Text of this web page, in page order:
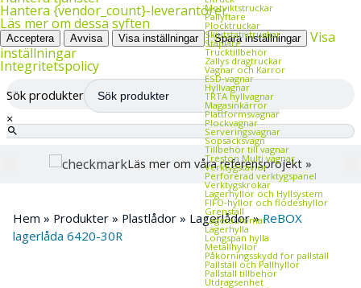
Hantera {vendor_count}-leverantörer
Läs mer om dessa syften
Acceptera Avvisa Visa inställningar Spara inställningar
Visa
inställningar
Integritetspolicy
Motviktstruckar
Pallyftare
Plocktruckar
Skjutstativtruckar
Staplare
Trucktillbehör
Zallys dragtruckar
Vagnar och Kärror
ESD‑vagnar
Hyllvagnar
TRTA hyllvagnar
Magasinkärror
Plattformsvagnar
Plockvagnar
Serveringsvagnar
Sopsäcksvagn
Tillbehör till vagnar
Treston Multi vagnar
Verktygstavlor
Perforerad verktygspanel
Verktygskrokar
Lagerhyllor och Hyllsystem
FIFO‑hyllor och flödeshyllor
Grenställ
Lagerautomat
Lagerhylla
Longspan hylla
Metallhyllor
Påkörningsskydd för pallställ
Pallställ och Pallhyllor
Pallställ tillbehör
Utdragsenhet
Sök produkter
×
Läs mer om våra referensprojekt »
Hem » Produkter » Plastlådor » Lagerlådor»ReBOX
lagerlåda 6420-30R